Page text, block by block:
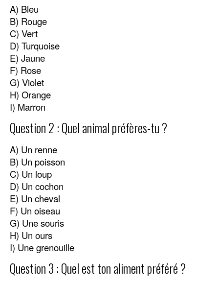
A) Bleu
B) Rouge
C) Vert
D) Turquoise
E) Jaune
F) Rose
G) Violet
H) Orange
I) Marron
Question 2 : Quel animal préfères-tu ?
A) Un renne
B) Un poisson
C) Un loup
D) Un cochon
E) Un cheval
F) Un oiseau
G) Une souris
H) Un ours
I) Une grenouille
Question 3 : Quel est ton aliment préféré ?